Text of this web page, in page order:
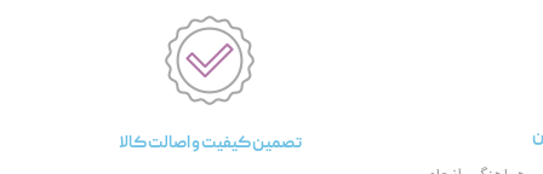
تصمین کیفیت و اصالت کالا